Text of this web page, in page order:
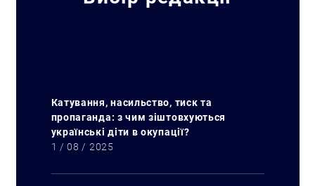
Катування, насильство, тиск та
пропаганда: з чим зіштовхуються
українські діти в окупації?
1 / 08 / 2025